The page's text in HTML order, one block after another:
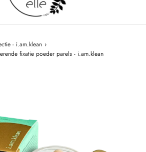
- i.am.klean ›
fixatie poeder parels - i.am.klean